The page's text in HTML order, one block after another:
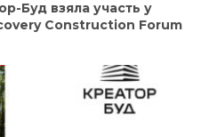
Буд взяла участь у
Construction Forum